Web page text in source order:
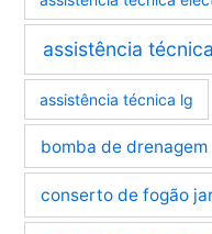
assistência
assistência técnica lg
bomba de drenagem
conserto de fogão